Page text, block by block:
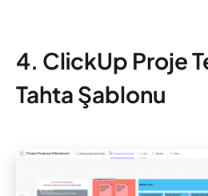
4. ClickUp Proje
Tahta Şablonu